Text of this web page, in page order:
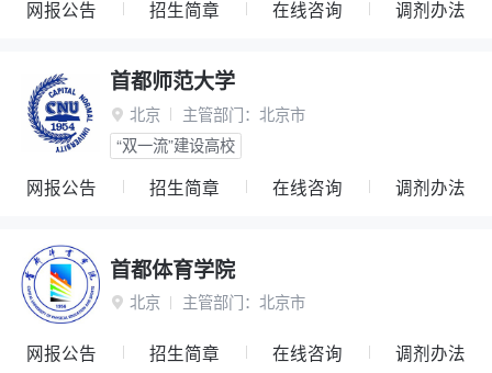
网报公告 招生简章 在线咨询 调剂办法
首都师范大学
 北京 主管部门： 北京市
“双一流”建设高校
网报公告 招生简章 在线咨询 调剂办法
首都体育学院
 北京 主管部门： 北京市
网报公告 招生简章 在线咨询 调剂办法